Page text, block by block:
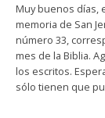
Muy buenos días,
memoria de San
número 33,
mes de la Biblia.
los escritos.
sólo tienen que